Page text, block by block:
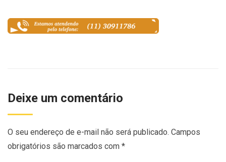
Deixe um comentário
O seu endereço de e-mail não será publicado. Campos
obrigatórios são marcados com *